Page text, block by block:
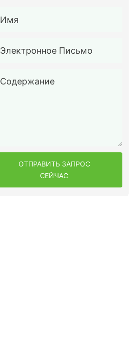
Имя
Электронное Письмо
Содержание
ОТПРАВИТЬ ЗАПРОС
СЕЙЧАС